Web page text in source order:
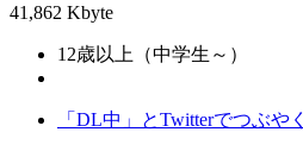
41,862 Kbyte
12歳以上（中学生～）
「DL中」とTwitterでつぶやく